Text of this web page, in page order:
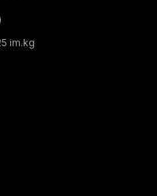
im.kg